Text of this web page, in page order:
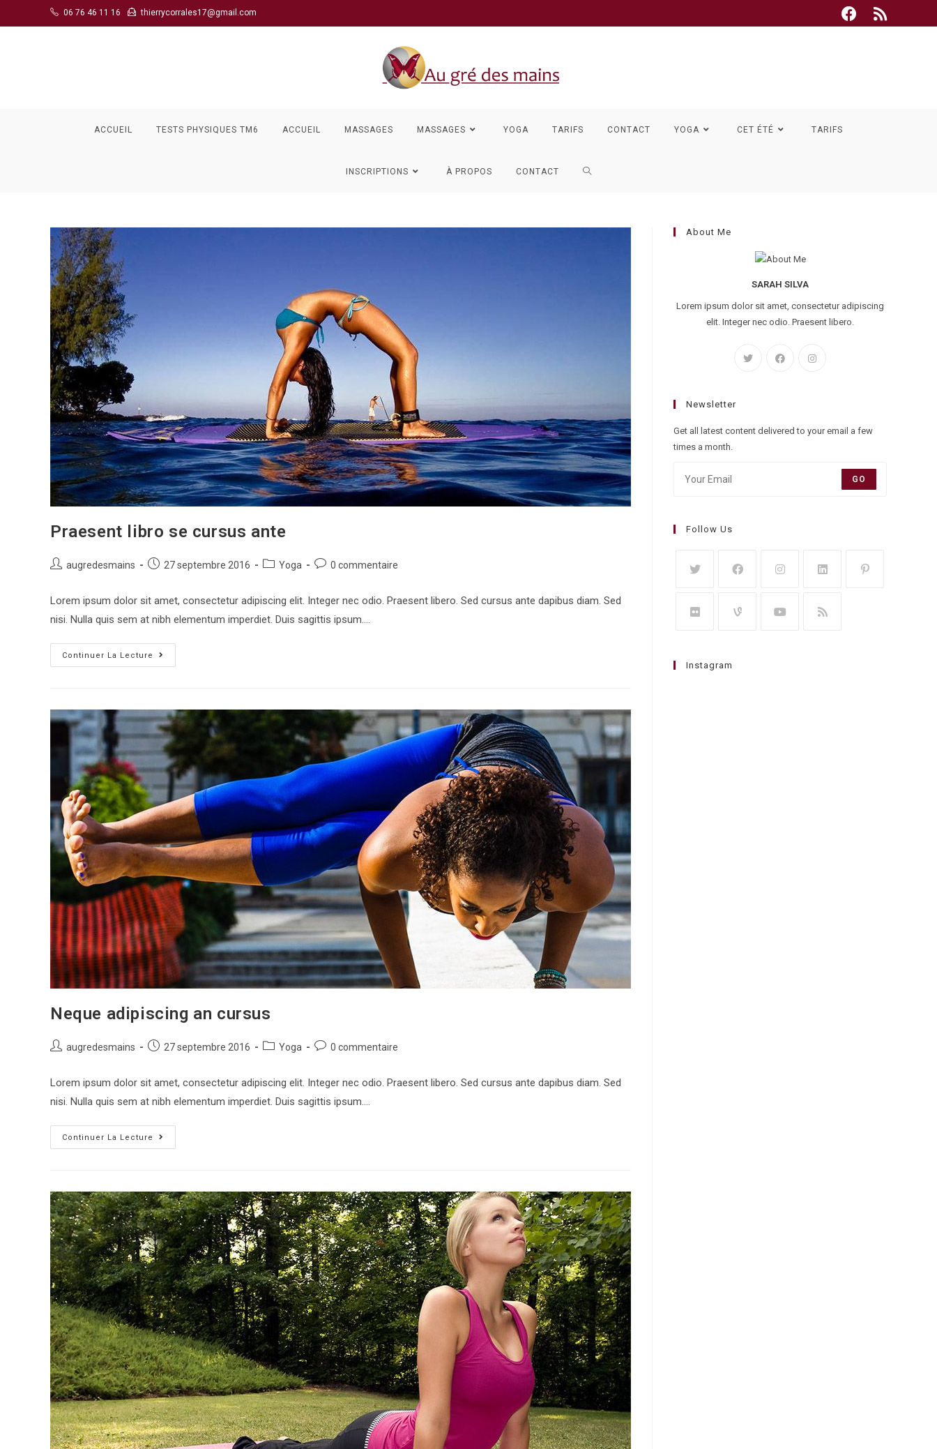
to
06 76 46 11 16 thierrycorrales17@gmail.com
ACCUEIL TESTS PHYSIQUES TM6 ACCUEIL MASSAGES MASSAGES YOGA TARIFS CONTACT YOGA CET ÉTÉ TARIFS
INSCRIPTIONS À PROPOS CONTACT TOGGLE
Praesent libro se cursus ante
Auteur/autrice
publication :
augredesmains
Publication
27 septembre 2016
PostYoga
Commentaires
publication :
0 commentaire
Lorem ipsum dolor sit amet, consectetur adipiscing elit. Integer nec odio. Praesent libero. Sed cursus ante dapibus diam. Sed
nisi. Nulla quis sem at nibh elementum imperdiet. Duis sagittis ipsum.…
Continuer La Lecture
Praesent
Libro
Neque adipiscing an cursus
Auteur/autrice
publication :
augredesmains
Publication
27 septembre 2016
PostYoga
Commentaires
publication :
0 commentaire
Lorem ipsum dolor sit amet, consectetur adipiscing elit. Integer nec odio. Praesent libero. Sed cursus ante dapibus diam. Sed
nisi. Nulla quis sem at nibh elementum imperdiet. Duis sagittis ipsum.…
Continuer La Lecture
Neque
Adipiscing
About Me
SARAH SILVA
Lorem ipsum dolor sit amet, consectetur adipiscing
elit. Integer nec odio. Praesent libero.
Newsletter
Get all latest content delivered to your email a few
times a month.
GO
Follow Us
Instagram